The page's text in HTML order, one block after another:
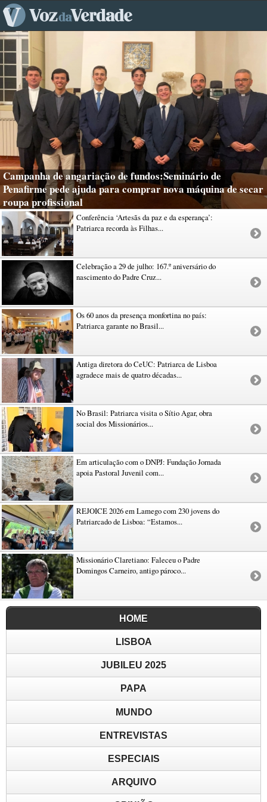
Campanha de angariação de fundos:Seminário de
Penafirme pede ajuda para comprar nova máquina de secar
roupa profissional
Conferência ‘Artesãs da paz e da esperança’:
Patriarca recorda às Filhas...
Celebração a 29 de julho: 167.º aniversário do
nascimento do Padre Cruz...
Os 60 anos da presença monfortina no país:
Patriarca garante no Brasil...
Antiga diretora do CeUC: Patriarca de Lisboa
agradece mais de quatro décadas...
No Brasil: Patriarca visita o Sítio Agar, obra
social dos Missionários...
Em articulação com o DNPJ: Fundação Jornada
apoia Pastoral Juvenil com...
REJOICE 2026 em Lamego com 230 jovens do
Patriarcado de Lisboa: “Estamos...
Missionário Claretiano: Faleceu o Padre
Domingos Carneiro, antigo pároco...
HOME
LISBOA
JUBILEU 2025
PAPA
MUNDO
ENTREVISTAS
ESPECIAIS
ARQUIVO